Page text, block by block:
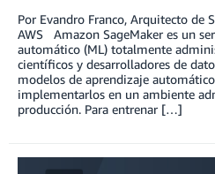
Por Evandro Franco, Arquitecto de
AWS Amazon SageMaker es un
automático (ML) totalmente
científicos y desarrolladores de
modelos de aprendizaje
implementarlos en un ambiente
producción. Para entrenar […]